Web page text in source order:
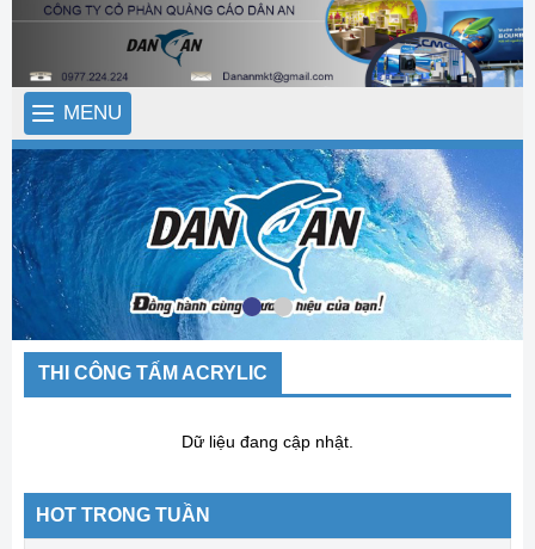
MENU
THI CÔNG TẤM ACRYLIC
Dữ liệu đang cập nhật.
HOT TRONG TUẦN